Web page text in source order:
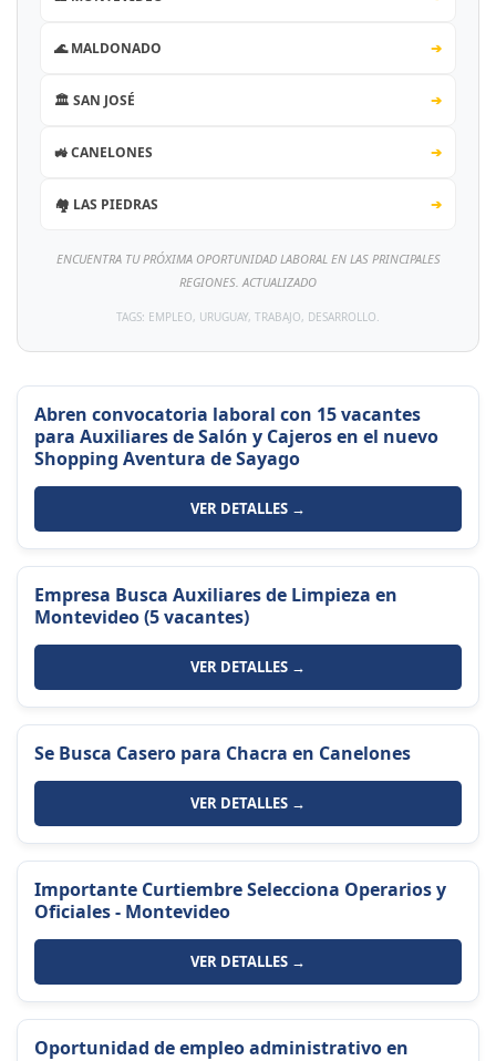
🌊 MALDONADO ➔
🏛️ SAN JOSÉ ➔
🚜 CANELONES ➔
🏘️ LAS PIEDRAS ➔
ENCUENTRA TU PRÓXIMA OPORTUNIDAD LABORAL EN LAS PRINCIPALES
REGIONES. ACTUALIZADO
TAGS: EMPLEO, URUGUAY, TRABAJO, DESARROLLO.
Abren convocatoria laboral con 15 vacantes
para Auxiliares de Salón y Cajeros en el nuevo
Shopping Aventura de Sayago
VER DETALLES →
Empresa Busca Auxiliares de Limpieza en
Montevideo (5 vacantes)
VER DETALLES →
Se Busca Casero para Chacra en Canelones
VER DETALLES →
Importante Curtiembre Selecciona Operarios y
Oficiales - Montevideo
VER DETALLES →
Oportunidad de empleo administrativo en